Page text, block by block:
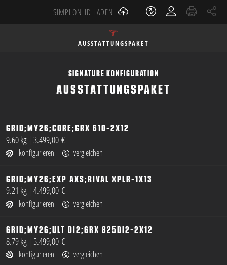
SIMPLON-ID LADEN
AUSSTATTUNGSPAKET
SIGNATURE KONFIGURATION
AUSSTATTUNGSPAKET
GRID;MY26;CORE;GRX 610-2X12
öffnen
9.60 kg | 3.499,00 €
konfigurieren vergleichen
GRID;MY26;EXP AXS;RIVAL XPLR-1X13
öffnen
9.21 kg | 4.499,00 €
konfigurieren vergleichen
GRID;MY26;ULT DI2;GRX 825DI2-2X12
öffnen
8.79 kg | 5.499,00 €
konfigurieren vergleichen